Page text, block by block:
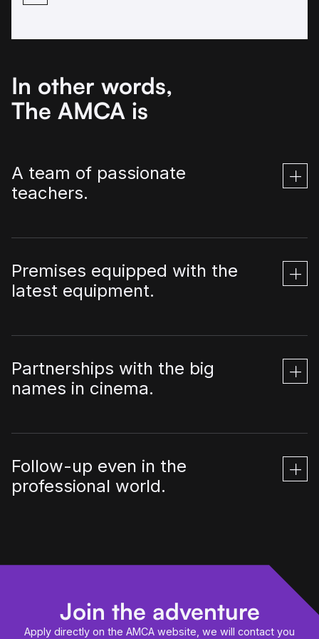
In other words,
The AMCA is
A team of passionate
teachers.
Premises equipped with the
latest equipment.
Partnerships with the big
names in cinema.
Follow-up even in the
professional world.
Join the adventure
Apply directly on the AMCA website, we will contact you